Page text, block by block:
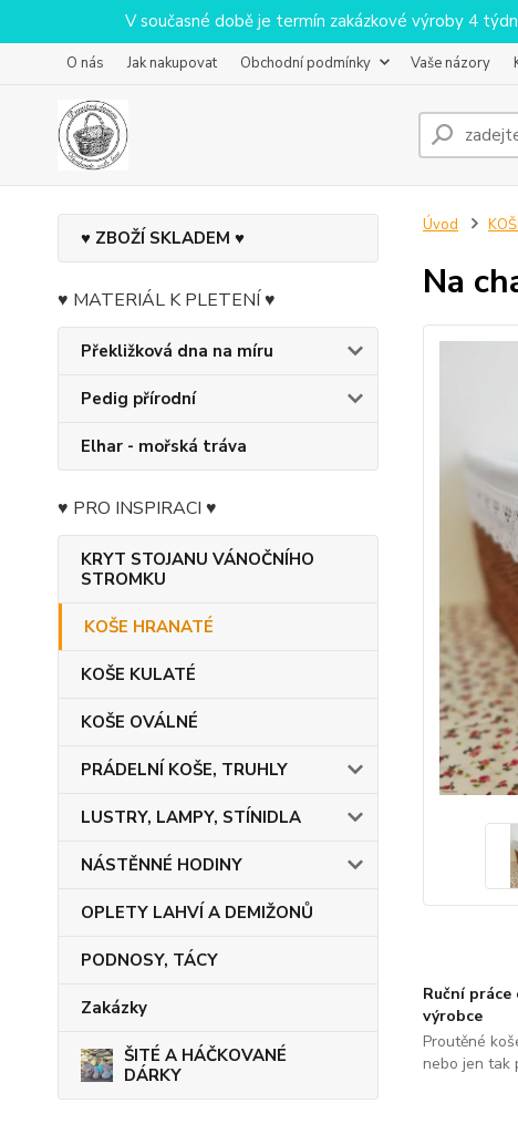
V současné době je termín zakázkové výroby 4
O nás Jak nakupovat Obchodní podmínky Vaše názory
♥ ZBOŽÍ SKLADEM ♥
♥ MATERIÁL K PLETENÍ ♥
Překližková dna na míru
Pedig přírodní
Elhar - mořská tráva
♥ PRO INSPIRACI ♥
KRYT STOJANU VÁNOČNÍHO
STROMKU
KOŠE HRANATÉ
KOŠE KULATÉ
KOŠE OVÁLNÉ
PRÁDELNÍ KOŠE, TRUHLY
LUSTRY, LAMPY, STÍNIDLA
NÁSTĚNNÉ HODINY
OPLETY LAHVÍ A DEMIŽONŮ
PODNOSY, TÁCY
Zakázky
ŠITÉ A HÁČKOVANÉ
DÁRKY
Úvod
Na
Ruční
výrobce
Proutěné
nebo jen tak